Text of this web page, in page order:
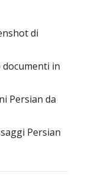
di
documenti in
Persian da
Persian